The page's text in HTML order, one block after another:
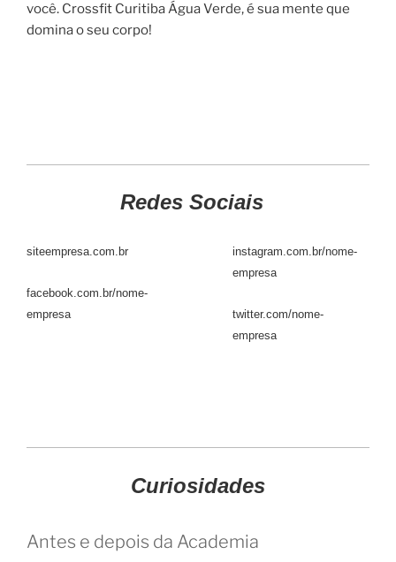
você. Crossfit Curitiba Água Verde, é sua mente que
domina o seu corpo!
Redes Sociais
siteempresa.com.br
facebook.com.br/nome-
empresa
instagram.com.br/nome-
empresa
twitter.com/nome-
empresa
Curiosidades
Antes e depois da Academia